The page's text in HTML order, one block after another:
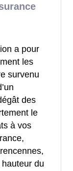
a pour
les
survenu
des
le
à vos
du